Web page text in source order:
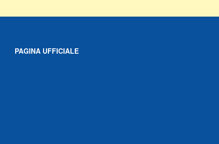
PAGINA UFFICIALE